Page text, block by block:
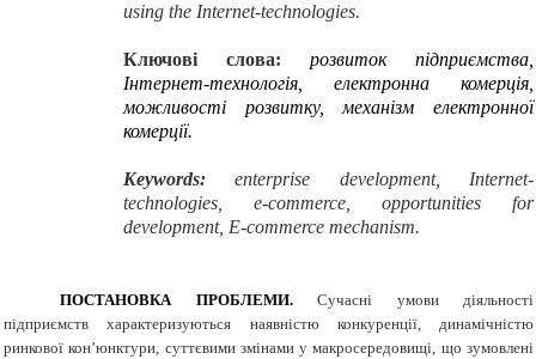
using the Internet-technologies.
Ключові слова:
розвиток підприємства,
Інтернет-технологія, електронна комерція,
можливості розвитку, механізм електронної
комерції.
Keywords: enterprise development, Internet-
technologies,
e-commerce, opportunities for
development, E-commerce mechanism.
ПОСТАНОВКА ПРОБЛЕМИ.
Сучасні умови діяльності
підприємств характеризуються наявністю конкуренції, динамічністю
ринкової кон’юнктури, суттєвими змінами у макросередовищі, що зумовлені